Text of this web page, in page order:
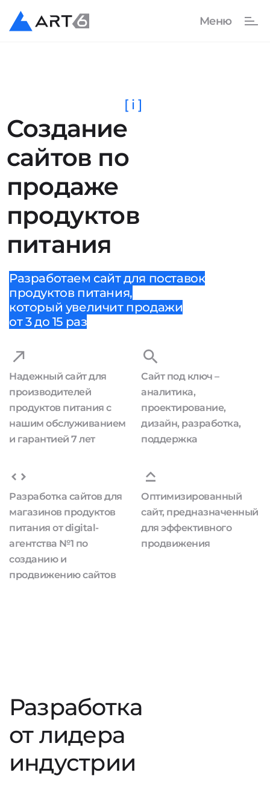
Создание
сайтов по
продаже
продуктов
питания
[ i ]
Разработаем сайт для поставок
продуктов питания,
который увеличит продажи
от 3 до 15 раз
Надежный сайт для
производителей
продуктов питания с
нашим обслуживанием
и гарантией 7 лет
Сайт под ключ –
аналитика,
проектирование,
дизайн, разработка,
поддержка
Разработка сайтов для
магазинов продуктов
питания от digital-
агентства №1 по
созданию и
продвижению сайтов
Оптимизированный
сайт, предназначенный
для эффективного
продвижения
Разработка
от лидера
индустрии